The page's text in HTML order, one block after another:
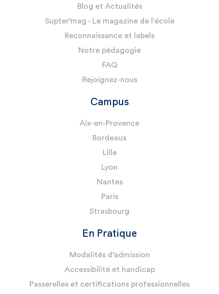
Blog et Actualités
Supter’mag - Le magazine de l'école
Reconnaissance et labels
Notre pédagogie
FAQ
Rejoignez-nous
Campus
Aix-en-Provence
Bordeaux
Lille
Lyon
Nantes
Paris
Strasbourg
En Pratique
Modalités d’admission
Accessibilité et handicap
Passerelles et certifications professionnelles